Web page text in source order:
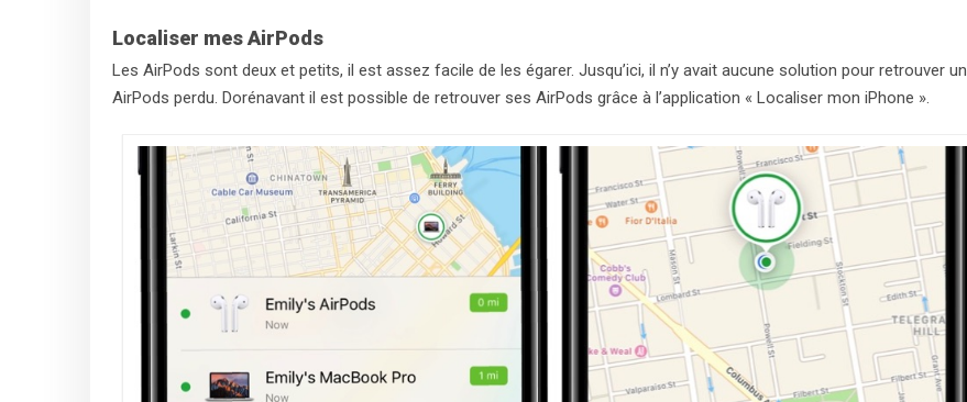
Localiser mes AirPods
Les AirPods sont deux et petits, il est assez facile de les égarer. Jusqu’ici, il n’y avait aucune solution pour retrouver un
AirPods perdu. Dorénavant il est possible de retrouver ses AirPods grâce à l’application « Localiser mon iPhone ».